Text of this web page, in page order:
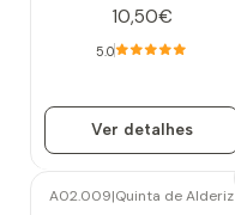
10,50€
5.0
Ver detalhes
A02.009|Quinta de Alderiz